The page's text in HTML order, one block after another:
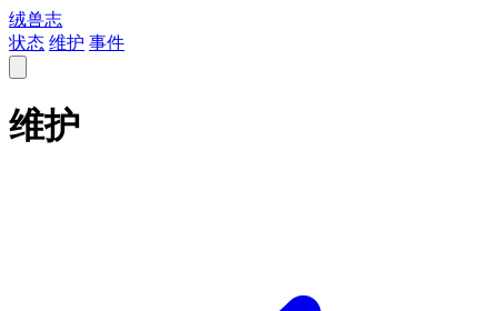
绒兽志
状态 维护 事件
维护